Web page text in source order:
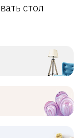
стол